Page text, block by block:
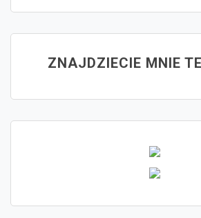
ZNAJDZIECIE MNIE